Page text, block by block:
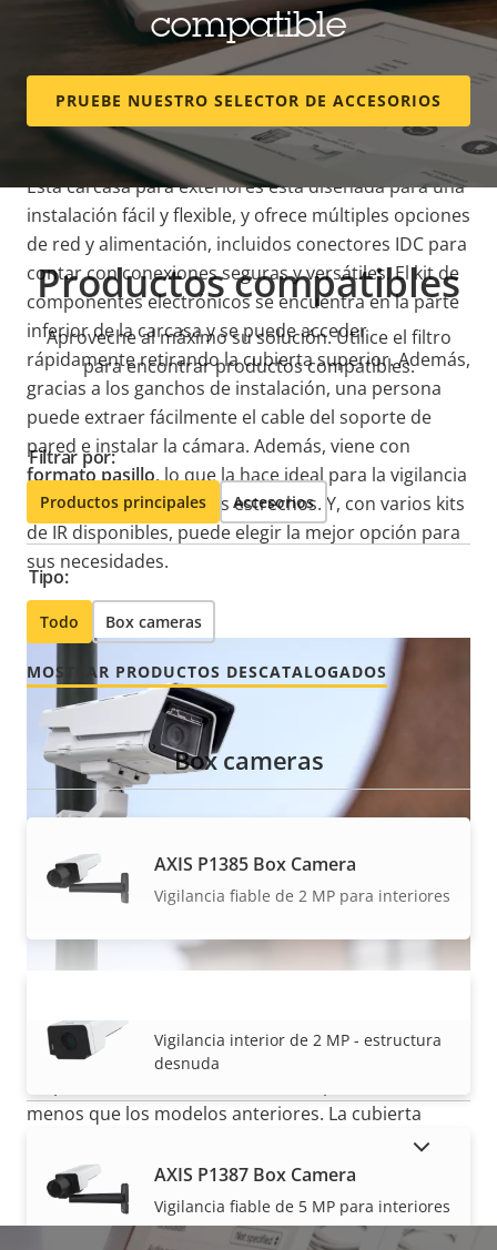
Instalación fácil y flexible
Esta carcasa para exteriores está diseñada para una
instalación fácil y flexible, y ofrece múltiples opciones
de red y alimentación, incluidos conectores IDC para
contar con conexiones seguras y versátiles. El kit de
componentes electrónicos se encuentra en la parte
inferior de la carcasa y se puede acceder
rápidamente retirando la cubierta superior. Además,
gracias a los ganchos de instalación, una persona
puede extraer fácilmente el cable del soporte de
pared e instalar la cámara. Además, viene con
formato pasillo, lo que la hace ideal para la vigilancia
de pasillos o perímetros estrechos. Y, con varios kits
de IR disponibles, puede elegir la mejor opción para
sus necesidades.
Con un diseño inteligente y compacto, esta carcasa
menos que los modelos anteriores. La cubierta
superior está fabricada con un resistente material
plástico de policarbonato (PC) con un 70 % de
plásticos de base biológica y la base resistente está
fabricada con aluminio reciclado. Funciona con un
compatible
PRUEBE NUESTRO SELECTOR DE ACCESORIOS
Productos compatibles
Aproveche al máximo su solución. Utilice el filtro
para encontrar productos compatibles.
Filtrar por:
Productos principales Accesorios
Tipo:
Todo Box cameras
MOSTRAR PRODUCTOS DESCATALOGADOS
VISUALIZAR MÁS
Box cameras
AXIS P1385 Box Camera
Vigilancia fiable de 2 MP para interiores
Vigilancia interior de 2 MP - estructura
desnuda
AXIS P1387 Box Camera
Vigilancia fiable de 5 MP para interiores